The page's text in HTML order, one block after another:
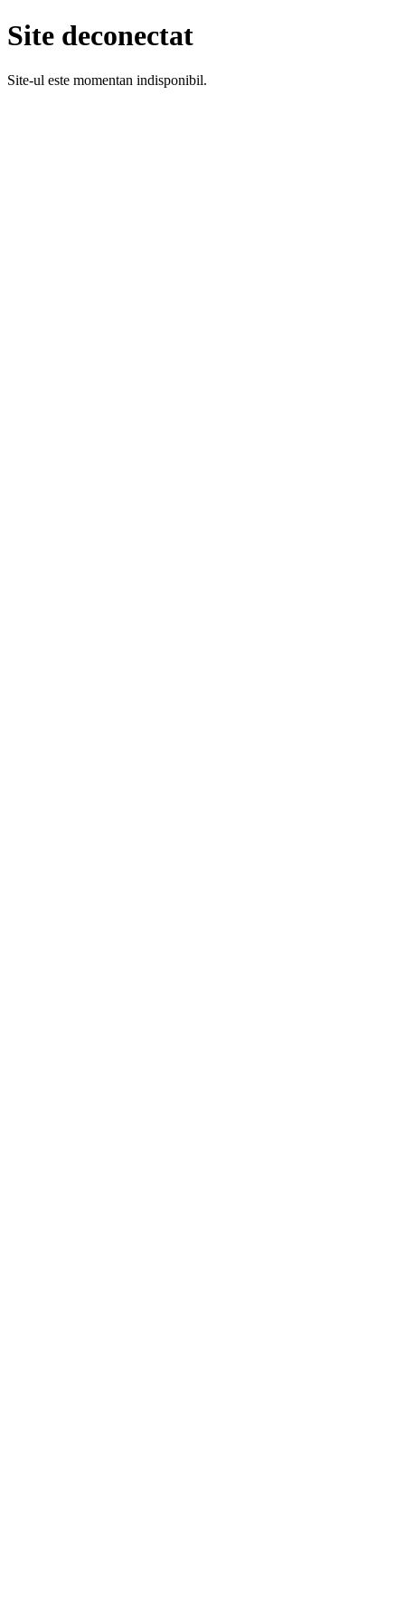
Site deconectat
Site-ul este momentan indisponibil.